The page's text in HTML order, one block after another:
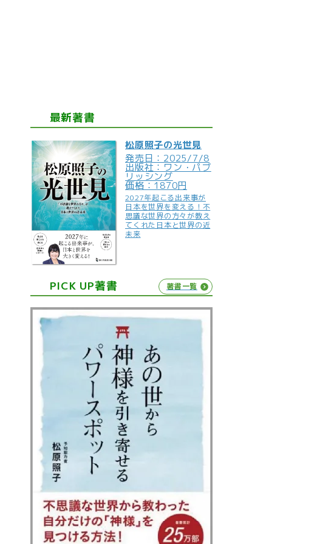
最新著書
松原照子の光世見
発売日：2025/7/8
出版社：ワン・パブ
リッシング
価格：1870円
2027年起こる出来事が
日本を世界を変える！不
思議な世界の方々が教え
てくれた日本と世界の近
未来
PICK UP著書 著書一覧